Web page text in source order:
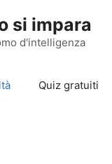
si impara
d'intelligenza
Quiz gratuiti